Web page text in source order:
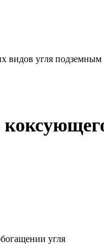
видов угля подземным
угля